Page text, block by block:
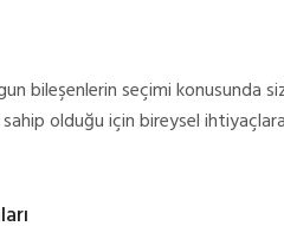
bileşenlerin seçimi konusunda
olduğu için bireysel